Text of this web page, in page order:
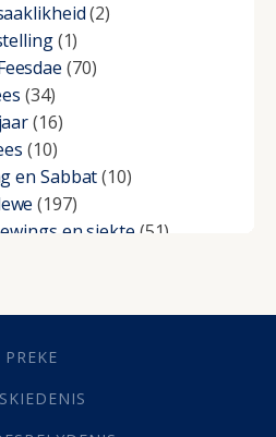
(2)
(1)
(70)
(34)
(16)
(10)
en Sabbat(10)
(197)
en siekte (51)
Groei(10)
(4)
PREKE